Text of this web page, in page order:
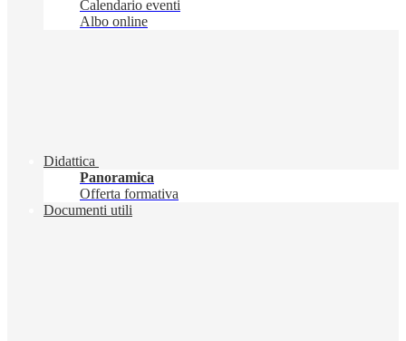
Calendario eventi
Albo online
Didattica
Panoramica
Offerta formativa
Documenti utili